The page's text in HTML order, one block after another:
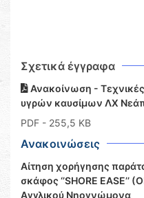
Σχετικά έγγραφα
Ανακοίνωση -
υγρών καυσίμων ΛΧ
PDF - 255,5 KB
Ανακοινώσεις
Αίτηση χορήγησης
σκάφος ‘’SHORE EASE’’
Αγγλικού Νηογνώμονα